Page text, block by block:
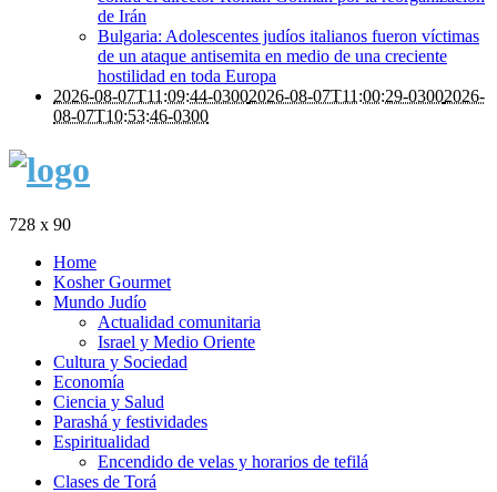
de Irán
Bulgaria: Adolescentes judíos italianos fueron víctimas
de un ataque antisemita en medio de una creciente
hostilidad en toda Europa
2026-08-07T11:09:44-03002026-08-07T11:00:29-03002026-
08-07T10:53:46-0300
728 x 90
Home
Kosher Gourmet
Mundo Judío
Actualidad comunitaria
Israel y Medio Oriente
Cultura y Sociedad
Economía
Ciencia y Salud
Parashá y festividades
Espiritualidad
Encendido de velas y horarios de tefilá
Clases de Torá